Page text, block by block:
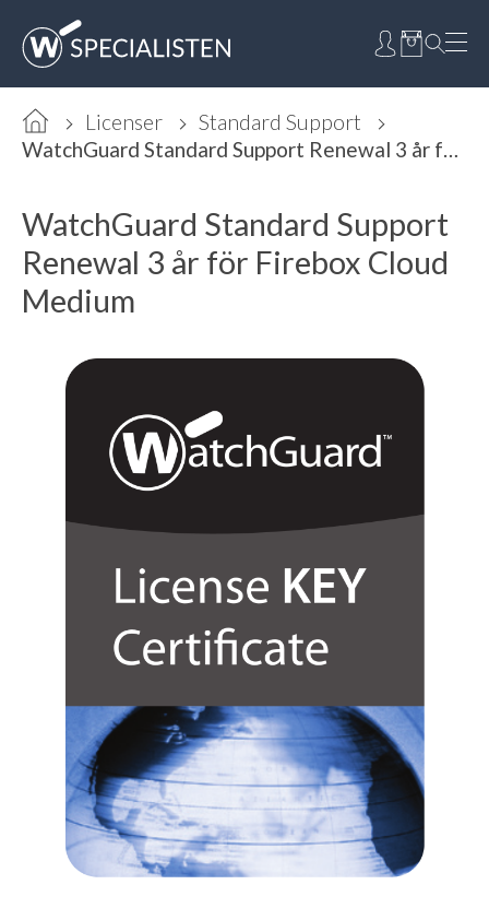
Licenser
Standard Support
WatchGuard Standard Support Renewal 3 år för Firebox Cloud Medium
WatchGuard Standard Support
Renewal 3 år för Firebox Cloud
Medium